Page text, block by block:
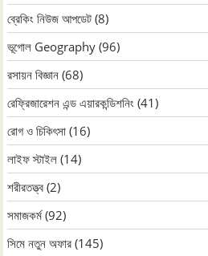
ব্রেকিং নিউজ আপডেট (8)
ভূগোল Geography (96)
রসায়ন বিজ্ঞান (68)
রেফ্রিজারেশন এন্ড এয়ারকন্ডিশনিং (41)
রোগ ও চিকিৎসা (16)
লাইফ স্টাইল (14)
শরীরতত্ত্ব (2)
সমাজকর্ম(92)
সিমে নতুন ‍অফার (145)